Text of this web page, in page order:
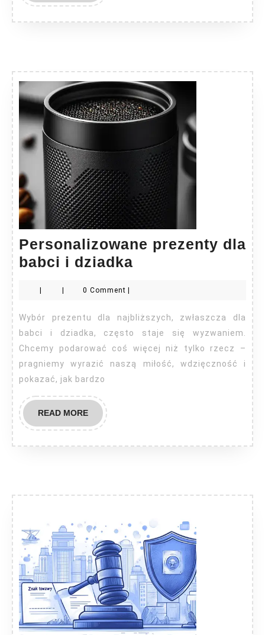
Personalizowane prezenty dla
babci i dziadka Personalizowane
babci
i
dziadka
| | 0 Comment |
Wybór prezentu dla najbliższych, zwłaszcza dla
babci i dziadka, często staje się wyzwaniem.
Chcemy podarować coś więcej niż tylko rzecz –
pragniemy wyrazić naszą miłość, wdzięczność i
pokazać, jak bardzo
READ MOREREAD
MORE